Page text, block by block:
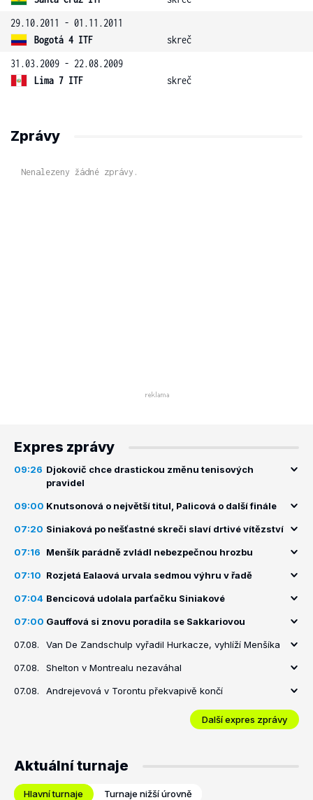
29.10.2011 - 01.11.2011
Bogotá 4 ITF
skreč
31.03.2009 - 22.08.2009
Lima 7 ITF
skreč
Zprávy
Nenalezeny žádné zprávy.
Expres zprávy
09:26 Djokovič chce drastickou změnu tenisových
pravidel
09:00 Knutsonová o největší titul, Palicová o další finále
07:20 Siniaková po nešťastné skreči slaví drtivé vítězství
07:16 Menšík parádně zvládl nebezpečnou hrozbu
07:10 Rozjetá Ealaová urvala sedmou výhru v řadě
07:04 Bencicová udolala parťačku Siniakové
07:00 Gauffová si znovu poradila se Sakkariovou
07.08. Van De Zandschulp vyřadil Hurkacze, vyhlíží Menšíka
07.08. Shelton v Montrealu nezaváhal
07.08. Andrejevová v Torontu překvapivě končí
Další expres zprávy
Aktuální turnaje
Hlavní turnaje Turnaje nižší úrovně